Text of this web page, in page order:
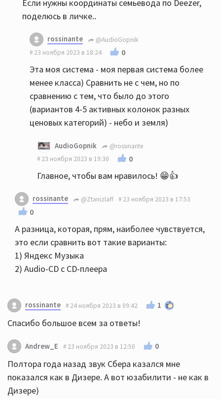
Если нужны координаты семьевода по Deezer,
поделюсь в личке..
rossinante
@AudioGopnik
23 ноября 2023 в 18:24
0
Эта моя система - моя первая система более
менее класса) Сравнить не с чем, но по
сравнению с тем, что было до этого
(вариантов 4-5 активных колонок разных
ценовых категорий) - небо и земля)
AudioGopnik
@rossinante
23 ноября 2023 в 19:30
0
Главное, чтобы вам нравилось! 😁👍
rossinante @Ztanizlaff 23 ноября 2023 в 17:53
0
А разница, которая, прям, наиболее чувствуется,
это если сравнить вот такие варианты:
1) Яндекс Музыка
2) Audio-CD с CD-плеера
rossinante 24 ноября 2023 в 09:42 1
Спасибо большое всем за ответы!
Andrew_E 23 ноября 2023 в 12:50 0
Полтора года назад звук Сбера казался мне
показался как в Дизере. А вот юзабилити - не как в
Дизере)